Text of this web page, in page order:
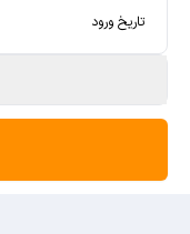
تاریخ ورود